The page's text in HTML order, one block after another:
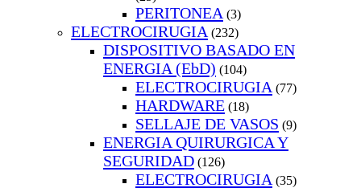
PERITONEA (3)
ELECTROCIRUGIA (232)
DISPOSITIVO BASADO EN
ENERGIA (EbD) (104)
ELECTROCIRUGIA (77)
HARDWARE (18)
SELLAJE DE VASOS (9)
ENERGIA QUIRURGICA Y
SEGURIDAD (126)
ELECTROCIRUGIA (35)